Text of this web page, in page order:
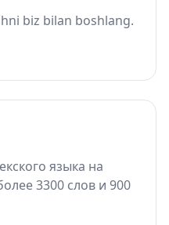
biz bilan boshlang.
языка на
3300 слов и 900